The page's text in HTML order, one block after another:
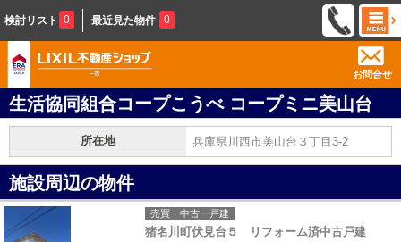
検討リスト 0 最近見た物件 0
お問合せ
生活協同組合コープこうべ コープミニ美山台
所在地 兵庫県川西市美山台３丁目3-2
施設周辺の物件
売買｜中古一戸建
猪名川町伏見台５ リフォーム済中古戸建